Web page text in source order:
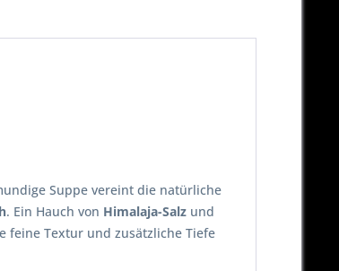
Suppe vereint die natürliche
. Ein Hauch von Himalaja-Salz und
feine Textur und zusätzliche Tiefe